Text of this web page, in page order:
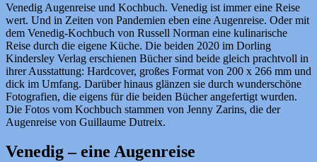
Venedig Augenreise und Kochbuch. Venedig ist immer eine Reise
wert. Und in Zeiten von Pandemien eben eine Augenreise. Oder mit
dem Venedig-Kochbuch von Russell Norman eine kulinarische
Reise durch die eigene Küche. Die beiden 2020 im Dorling
Kindersley Verlag erschienen Bücher sind beide gleich prachtvoll in
ihrer Ausstattung: Hardcover, großes Format von 200 x 266 mm und
dick im Umfang. Darüber hinaus glänzen sie durch wunderschöne
Fotografien, die eigens für die beiden Bücher angefertigt wurden.
Die Fotos vom Kochbuch stammen von Jenny Zarins, die der
Augenreise von Guillaume Dutreix.
Venedig – eine Augenreise